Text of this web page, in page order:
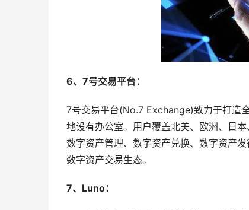
6、7号交易平台：
7号交易平台(No.7 Exchange)致力于打造
地设有办公室。用户覆盖北美、欧洲、日
数字资产管理、数字资产兑换、数字资产
数字资产交易生态。
7、Luno：